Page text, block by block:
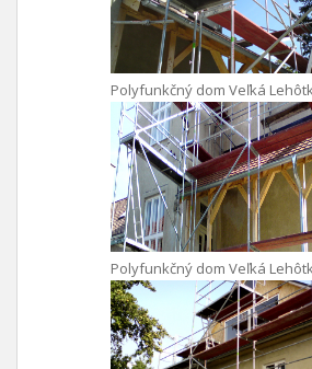
Polyfunkčný dom Veľká
Polyfunkčný dom Veľká